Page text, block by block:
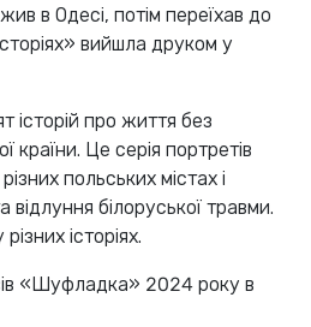
в Одесі, потім переїхав до
вийшла друком у
історій про життя без
Це серія портретів
польських містах і
білоруської травми.
історіях.
«Шуфладка» 2024 року в